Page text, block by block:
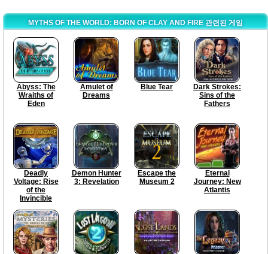
MYTHS OF THE WORLD: BORN OF CLAY AND FIRE 관련된 게임
Abyss: The
Wraiths of
Eden
Amulet of
Dreams
Blue Tear
Dark Strokes:
Sins of the
Fathers
Deadly
Voltage: Rise
of the
Invincible
Demon Hunter
3: Revelation
Escape the
Museum 2
Eternal
Journey: New
Atlantis